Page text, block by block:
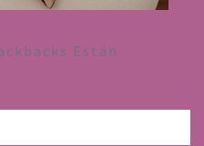
Están